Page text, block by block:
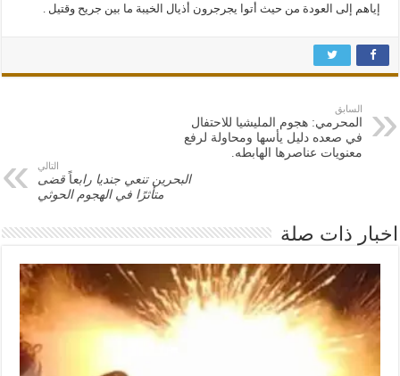
إياهم إلى العودة من حيث أتوا يجرجرون أذيال الخيبة ما بين جريح وقتيل .
السابق
المحرمي: هجوم المليشيا للاحتفال
في صعده دليل يأسها ومحاولة لرفع
معنويات عناصرها الهابطه.
التالي
البحرين تنعي جنديا رابعاً قضى
متأثرًا في الهجوم الحوثي
اخبار ذات صلة